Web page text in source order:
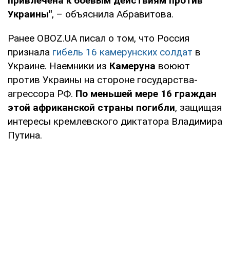
Украины", – объяснила Абравитова.
Ранее OBOZ.UA писал о том, что Россия
признала гибель 16 камерунских солдат в
Украине. Наемники из Камеруна воюют
против Украины на стороне государства-
агрессора РФ. По меньшей мере 16 граждан
этой африканской страны погибли, защищая
интересы кремлевского диктатора Владимира
Путина.